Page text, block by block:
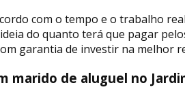
com o tempo e o trabalho
do quanto terá que pagar
garantia de investir na melhor
marido de aluguel no